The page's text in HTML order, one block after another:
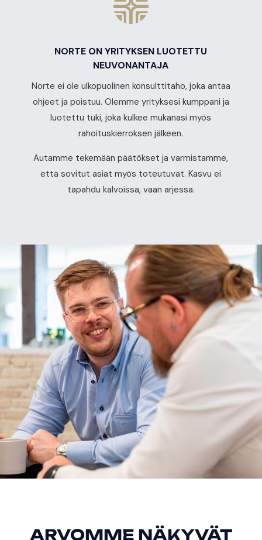
NORTE ON YRITYKSEN LUOTETTU
NEUVONANTAJA
Norte ei ole ulkopuolinen konsulttitaho, joka antaa
ohjeet ja poistuu. Olemme yrityksesi kumppani ja
luotettu tuki, joka kulkee mukanasi myös
rahoituskierroksen jälkeen.
Autamme tekemään päätökset ja varmistamme,
että sovitut asiat myös toteutuvat. Kasvu ei
tapahdu kalvoissa, vaan arjessa.
ARVOMME NÄKYVÄT